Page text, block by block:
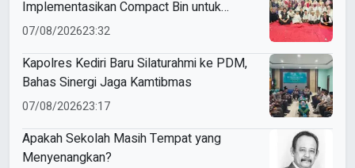
Implementasikan Compact Bin untuk
Sampah Anorganik di Ketabang
07/08/202623:32
Kapolres Kediri Baru Silaturahmi ke PDM,
Bahas Sinergi Jaga Kamtibmas
07/08/202623:17
Apakah Sekolah Masih Tempat yang
Menyenangkan?